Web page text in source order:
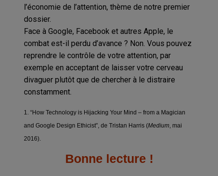
l’économie de l’attention, thème de notre premier
dossier.
Face à Google, Facebook et autres Apple, le
combat est-il perdu d’avance ? Non. Vous pouvez
reprendre le contrôle de votre attention, par
exemple en acceptant de laisser votre cerveau
divaguer plutôt que de chercher à le distraire
constamment.
1. “How Technology is Hijacking Your Mind – from a Magician
and Google Design Ethicist”, de Tristan Harris (Medium, mai
2016).
Bonne lecture !